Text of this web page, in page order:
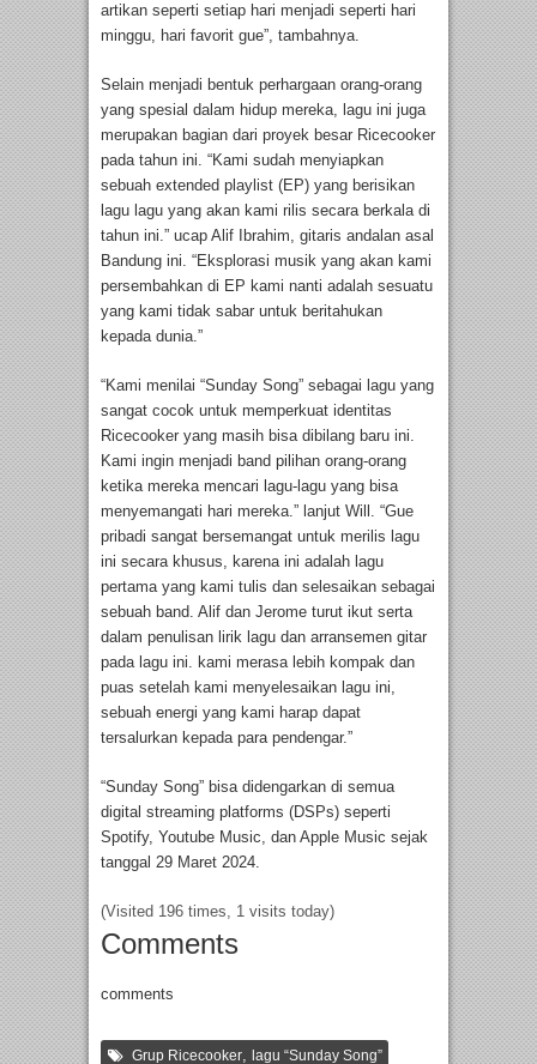
artikan seperti setiap hari menjadi seperti hari
minggu, hari favorit gue”, tambahnya.
Selain menjadi bentuk perhargaan orang-orang
yang spesial dalam hidup mereka, lagu ini juga
merupakan bagian dari proyek besar Ricecooker
pada tahun ini. “Kami sudah menyiapkan
sebuah extended playlist (EP) yang berisikan
lagu lagu yang akan kami rilis secara berkala di
tahun ini.” ucap Alif Ibrahim, gitaris andalan asal
Bandung ini. “Eksplorasi musik yang akan kami
persembahkan di EP kami nanti adalah sesuatu
yang kami tidak sabar untuk beritahukan
kepada dunia.”
“Kami menilai “Sunday Song” sebagai lagu yang
sangat cocok untuk memperkuat identitas
Ricecooker yang masih bisa dibilang baru ini.
Kami ingin menjadi band pilihan orang-orang
ketika mereka mencari lagu-lagu yang bisa
menyemangati hari mereka.” lanjut Will. “Gue
pribadi sangat bersemangat untuk merilis lagu
ini secara khusus, karena ini adalah lagu
pertama yang kami tulis dan selesaikan sebagai
sebuah band. Alif dan Jerome turut ikut serta
dalam penulisan lirik lagu dan arransemen gitar
pada lagu ini. kami merasa lebih kompak dan
puas setelah kami menyelesaikan lagu ini,
sebuah energi yang kami harap dapat
tersalurkan kepada para pendengar.”
“Sunday Song” bisa didengarkan di semua
digital streaming platforms (DSPs) seperti
Spotify, Youtube Music, dan Apple Music sejak
tanggal 29 Maret 2024.
(Visited 196 times, 1 visits today)
Comments
comments
Grup Ricecooker, lagu “Sunday Song”